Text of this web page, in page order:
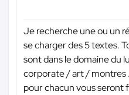
Je recherche une ou un
se charger des 5 textes.
sont dans le domaine du
corporate / art / montres
pour chacun vous seront